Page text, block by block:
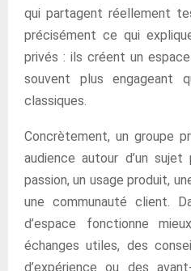
qui partagent réellement
précisément ce qui
privés : ils créent un
souvent plus engageant
classiques.
Concrètement, un groupe
audience autour d’un
passion, un usage produit,
une communauté client.
d’espace fonctionne
échanges utiles, des
d’expérience ou des